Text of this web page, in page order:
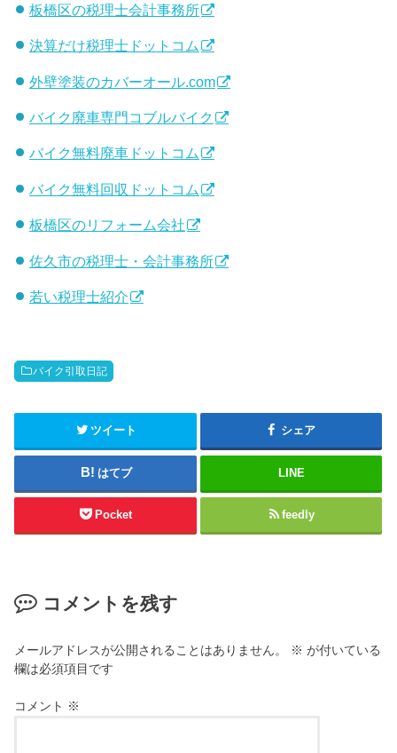
板橋区の税理士会計事務所
決算だけ税理士ドットコム
外壁塗装のカバーオール.com
バイク廃車専門コブルバイク
バイク無料廃車ドットコム
バイク無料回収ドットコム
板橋区のリフォーム会社
佐久市の税理士・会計事務所
若い税理士紹介
バイク引取日記
ツイート シェア
はてブ LINE
Pocket feedly
コメントを残す
メールアドレスが公開されることはありません。 ※ が付いている
欄は必須項目です
コメント ※